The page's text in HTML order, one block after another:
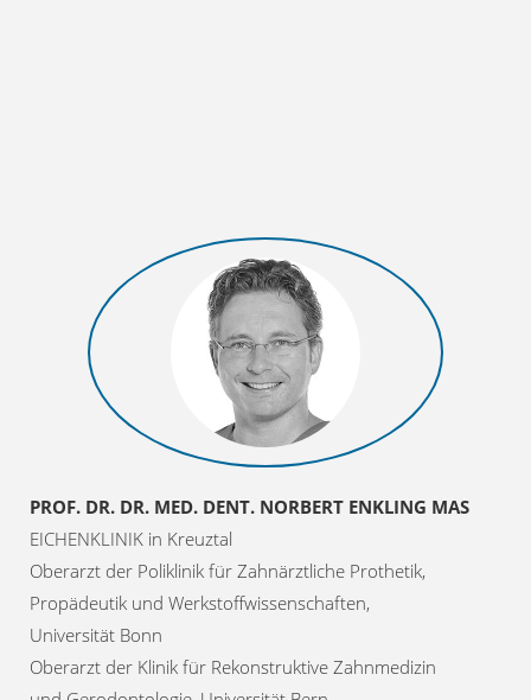
PROF. DR. DR. MED. DENT. NORBERT ENKLING MAS
EICHENKLINIK in Kreuztal
Oberarzt der Poliklinik für Zahnärztliche Prothetik,
Propädeutik und Werkstoffwissenschaften,
Universität Bonn
Oberarzt der Klinik für Rekonstruktive Zahnmedizin